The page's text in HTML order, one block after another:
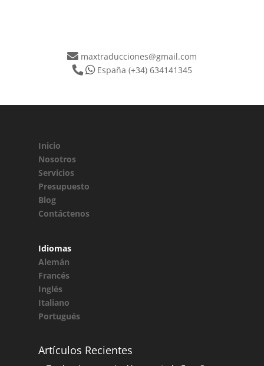
maxtraducciones@gmail.com
España (+34) 634141345
Inicio
Nosotros
Servicios
Presupuesto
Blog
Contáctenos
Idiomas
Alemán
Francés
Inglés
Italiano
Portugués
Artículos Recientes